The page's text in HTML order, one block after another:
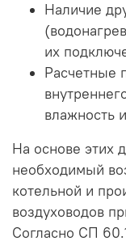
Наличие
их
Расчетные
влажность
На основе этих
необходимый
котельной и
воздуховодов
Согласно СП